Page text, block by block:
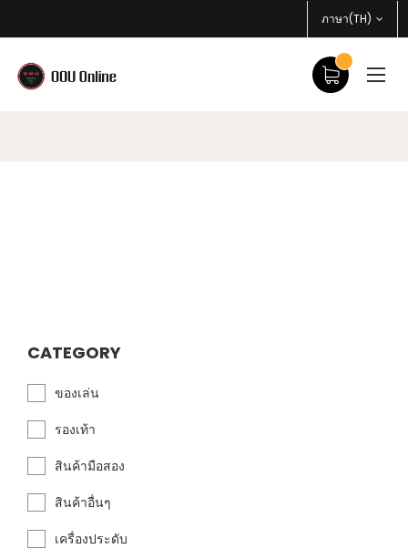
ภาษา(TH)
CATEGORY
ของเล่น
รองเท้า
สินค้ามือสอง
สินค้าอื่นๆ
เครื่องประดับ